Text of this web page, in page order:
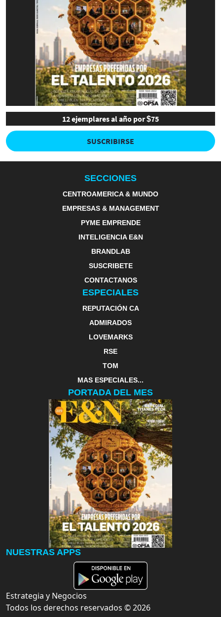
12 ejemplares al año por $75
SUSCRIBIRSE
SECCIONES
CENTROAMERICA & MUNDO
EMPRESAS & MANAGEMENT
PYME EMPRENDE
INTELIGENCIA E&N
BRANDLAB
SUSCRIBETE
CONTACTANOS
ESPECIALES
REPUTACIÓN CA
ADMIRADOS
LOVEMARKS
RSE
TOM
MAS ESPECIALES...
PORTADA DEL MES
NUESTRAS APPS
Estrategia y Negocios
Todos los derechos reservados ©2026